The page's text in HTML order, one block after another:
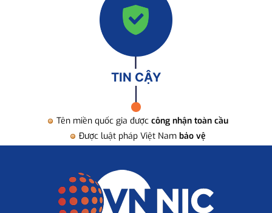
TIN CẬY
Tên miền quốc gia được công nhận toàn cầu
Được luật pháp Việt Nam bảo vệ